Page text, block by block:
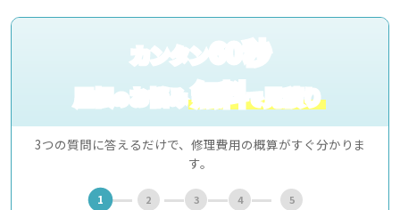
カンタン60秒
屋根のお悩み無料で見積り
3つの質問に答えるだけで、修理費用の概算がすぐ分かりま
す。
1 2 3 4 5